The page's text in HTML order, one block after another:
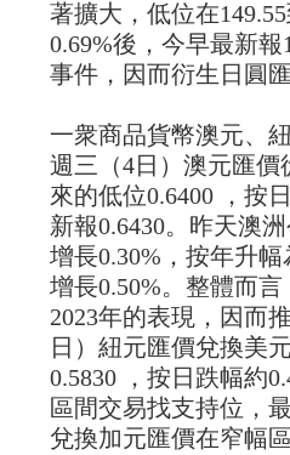
著擴大，低位在
0.69%後，今早最新
事件，因而衍生日圓
一衆商品貨幣澳元、
週三（4日）澳元匯價
來的低位0.6400 ，按
新報0.6430。昨天澳
增長0.30%，按年升
增長0.50%。整體而
2023年的表現，因而
日）紐元匯價兌換美
0.5830 ，按日跌幅約
區間交易找支持位，
兌換加元匯價在窄幅